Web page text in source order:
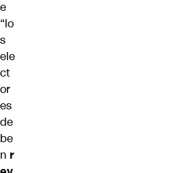
e
“lo
s
ele
ct
or
es
de
be
n r